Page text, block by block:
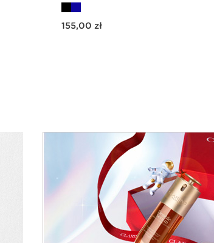
155,00 zł